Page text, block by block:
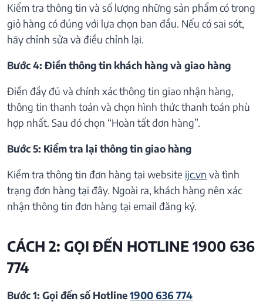
Kiểm tra thông tin và số lượng những sản phẩm có trong
giỏ hàng có đúng với lựa chọn ban đầu. Nếu có sai sót,
hãy chỉnh sửa và điều chỉnh lại.
Bước 4: Điền thông tin khách hàng và giao hàng
Điền đầy đủ và chính xác thông tin giao nhận hàng,
thông tin thanh toán và chọn hình thức thanh toán phù
hợp nhất. Sau đó chọn “Hoàn tất đơn hàng”.
Bước 5: Kiểm tra lại thông tin giao hàng
Kiểm tra thông tin đơn hàng tại website ijc.vn và tình
trạng đơn hàng tại đây. Ngoài ra, khách hàng nên xác
nhận thông tin đơn hàng tại email đăng ký.
CÁCH 2: GỌI ĐẾN HOTLINE 1900 636
774
Bước 1: Gọi đến số Hotline1900 636 774